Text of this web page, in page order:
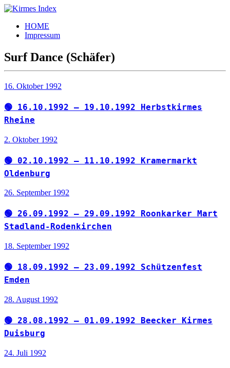
Zum
springen
Kirmes
Index
Tourpläne
der
letzten
Jahre
HOME
Impressum
Surf Dance (Schäfer)
16. Oktober 1992
🟢 16.10.1992 – 19.10.1992 Herbstkirmes
Rheine
2. Oktober 1992
🟢 02.10.1992 – 11.10.1992 Kramermarkt
Oldenburg
26. September 1992
🟢 26.09.1992 – 29.09.1992 Roonkarker Mart
Stadland-Rodenkirchen
18. September 1992
🟢 18.09.1992 – 23.09.1992 Schützenfest
Emden
28. August 1992
🟢 28.08.1992 – 01.09.1992 Beecker Kirmes
Duisburg
24. Juli 1992